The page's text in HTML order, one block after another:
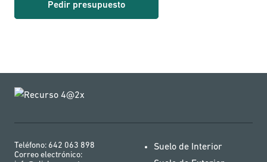
Pedir presupuesto
Teléfono: 642 063 898
Correo electrónico:
Suelo de Interior